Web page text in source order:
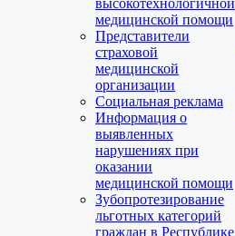
высокотехнологичной
медицинской помощи
Представители
страховой
медицинской
организации
Социальная реклама
Информация о
выявленных
нарушениях при
оказании
медицинской помощи
Зубопротезирование
льготных категорий
граждан в Республике